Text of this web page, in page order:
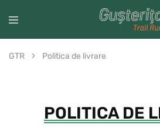
GTR Politica de livrare
POLITICA DE